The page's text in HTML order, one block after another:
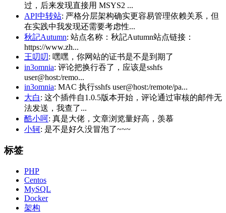
过，后来发现直接用 MSYS2 ...
API中转站: 严格分层架构确实更容易管理依赖关系，但
在实践中我发现还需要考虑性...
秋記Autumn: 站点名称：秋記Autumn站点链接：
https://www.zh...
王叨叨: 嘿嘿，你网站的证书是不是到期了
in3omnia: 评论把换行吞了，应该是sshfs
user@host:/remo...
in3omnia: MAC 执行sshfs user@host:/remote/pa...
大白: 这个插件自1.0.5版本开始，评论通过审核的邮件无
法发送，我查了...
酷小呵: 真是大佬，文章浏览量好高，羡慕
小轲: 是不是好久没冒泡了~~~
标签
PHP
Centos
MySQL
Docker
架构